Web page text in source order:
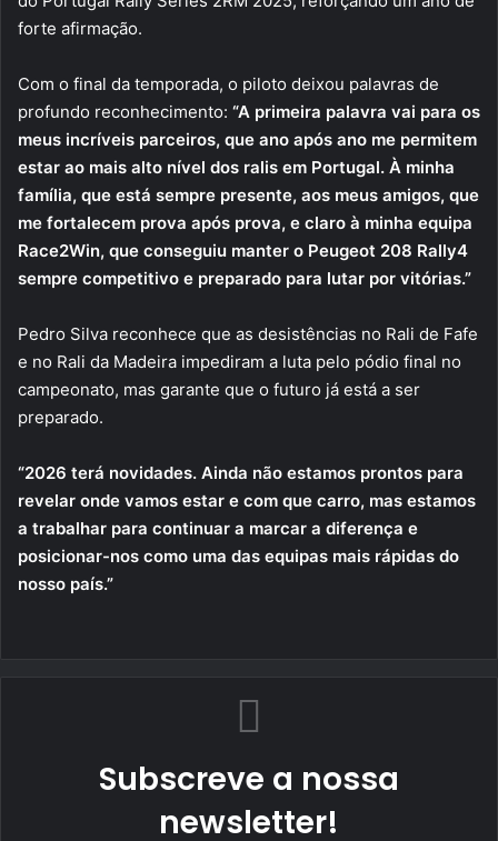
forte afirmação.
Com o final da temporada, o piloto deixou palavras de
profundo reconhecimento: “A primeira palavra vai para os
meus incríveis parceiros, que ano após ano me permitem
estar ao mais alto nível dos ralis em Portugal. À minha
família, que está sempre presente, aos meus amigos, que
me fortalecem prova após prova, e claro à minha equipa
Race2Win, que conseguiu manter o Peugeot 208 Rally4
sempre competitivo e preparado para lutar por vitórias.”
Pedro Silva reconhece que as desistências no Rali de Fafe
e no Rali da Madeira impediram a luta pelo pódio final no
campeonato, mas garante que o futuro já está a ser
preparado.
“2026 terá novidades. Ainda não estamos prontos para
revelar onde vamos estar e com que carro, mas estamos
a trabalhar para continuar a marcar a diferença e
posicionar-nos como uma das equipas mais rápidas do
nosso país.”
Subscreve a nossa
newsletter!